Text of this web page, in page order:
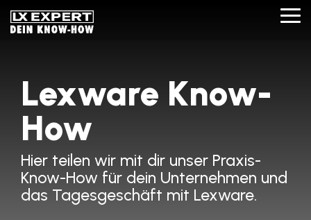
Skip
to
the
Lexware Know-
How
Hier teilen wir mit dir unser Praxis-
Know-How für dein Unternehmen und
das Tagesgeschäft mit Lexware.